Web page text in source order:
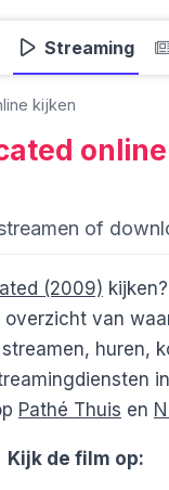
Streaming
kijken
online
of
(2009)
van
huren,
Pathé Thuis en
Kijk de film op: